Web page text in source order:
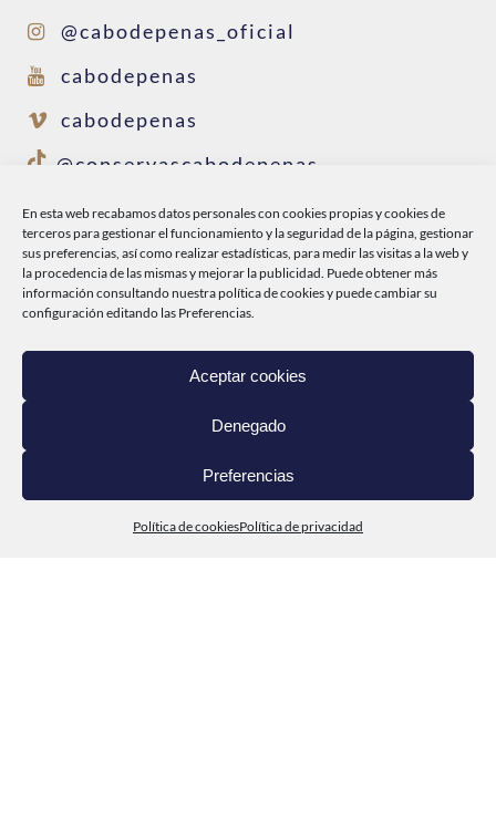
En esta web recabamos datos personales con cookies propias y cookies de
terceros para gestionar el funcionamiento y la seguridad de la página, gestionar
sus preferencias, así como realizar estadísticas, para medir las visitas a la web y
la procedencia de las mismas y mejorar la publicidad. Puede obtener más
información consultando nuestrapolítica de cookiesy puede cambiar su
configuración editando las Preferencias.
Aceptar cookies
Denegado
Preferencias
Política de cookiesPolítica de privacidad
@cabodepenas_oficial
cabodepenas
cabodepenas
@conservascabodepenas
INICIO
CABO DE PEÑAS